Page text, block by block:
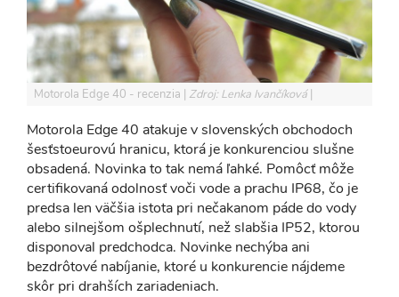
Motorola Edge 40 - recenzia Zdroj: Lenka Ivančíková
Motorola Edge 40 atakuje v slovenských obchodoch
šesťstoeurovú hranicu, ktorá je konkurenciou slušne
obsadená. Novinka to tak nemá ľahké. Pomôcť môže
certifikovaná odolnosť voči vode a prachu IP68, čo je
predsa len väčšia istota pri nečakanom páde do vody
alebo silnejšom ošplechnutí, než slabšia IP52, ktorou
disponoval predchodca. Novinke nechýba ani
bezdrôtové nabíjanie, ktoré u konkurencie nájdeme
skôr pri drahších zariadeniach.